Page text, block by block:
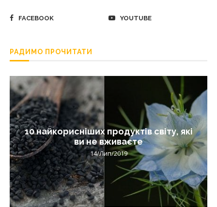
FACEBOOK YOUTUBE
РАДИМО ПРОЧИТАТИ
10 найкорисніших продуктів світу, які
ви не вживаєте
14/Лип/2019